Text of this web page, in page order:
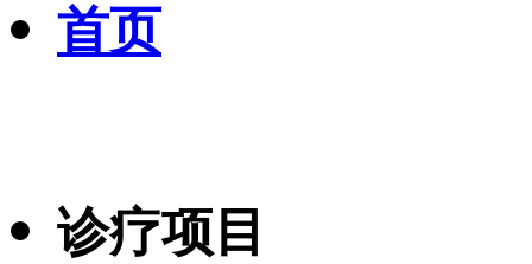
首页
诊疗项目